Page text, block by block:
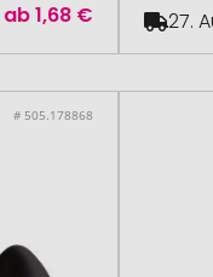
ab1,68 € 27.
# 505.178868